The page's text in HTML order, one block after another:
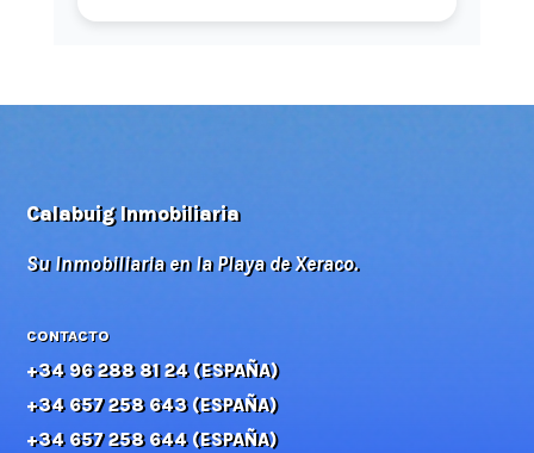
Calabuig Inmobiliaria
Su Inmobiliaria en la Playa de Xeraco.
CONTACTO
+34 96 288 81 24 (ESPAÑA)
+34 657 258 643 (ESPAÑA)
+34 657 258 644 (ESPAÑA)